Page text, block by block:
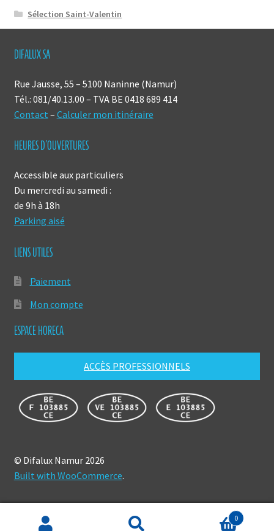
Sélection Saint-Valentin
DIFALUX SA
Rue Jausse, 55 – 5100 Naninne (Namur)
Tél.: 081/40.13.00 – TVA BE 0418 689 414
Contact – Calculer mon itinéraire
HEURES D’OUVERTURES
Accessible aux particuliers
Du mercredi au samedi :
de 9h à 18h
Parking aisé
LIENS UTILES
Paiement
Mon compte
ESPACE HORECA
ACCÈS PROFESSIONNELS
© Difalux Namur 2026
Built with WooCommerce.
0